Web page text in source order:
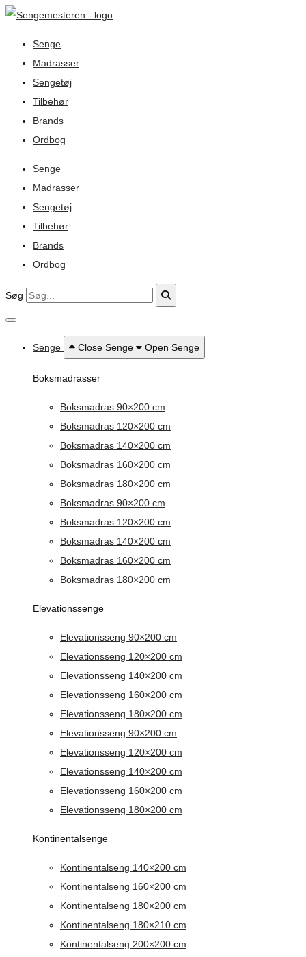
Senge
Madrasser
Sengetøj
Tilbehør
Brands
Ordbog
Senge
Madrasser
Sengetøj
Tilbehør
Brands
Ordbog
Søg
Senge Close Senge Open Senge
Boksmadrasser
Boksmadras 90×200 cm
Boksmadras 120×200 cm
Boksmadras 140×200 cm
Boksmadras 160×200 cm
Boksmadras 180×200 cm
Boksmadras 90×200 cm
Boksmadras 120×200 cm
Boksmadras 140×200 cm
Boksmadras 160×200 cm
Boksmadras 180×200 cm
Elevationssenge
Elevationsseng 90×200 cm
Elevationsseng 120×200 cm
Elevationsseng 140×200 cm
Elevationsseng 160×200 cm
Elevationsseng 180×200 cm
Elevationsseng 90×200 cm
Elevationsseng 120×200 cm
Elevationsseng 140×200 cm
Elevationsseng 160×200 cm
Elevationsseng 180×200 cm
Kontinentalsenge
Kontinentalseng 140×200 cm
Kontinentalseng 160×200 cm
Kontinentalseng 180×200 cm
Kontinentalseng 180×210 cm
Kontinentalseng 200×200 cm